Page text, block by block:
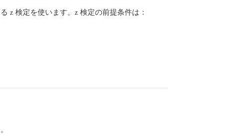
z 検定を使います。z 検定の前提条件は：